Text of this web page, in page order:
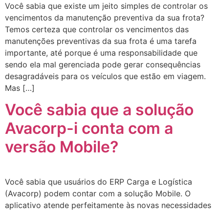
Você sabia que existe um jeito simples de controlar os
vencimentos da manutenção preventiva da sua frota?
Temos certeza que controlar os vencimentos das
manutenções preventivas da sua frota é uma tarefa
importante, até porque é uma responsabilidade que
sendo ela mal gerenciada pode gerar consequências
desagradáveis para os veículos que estão em viagem.
Mas […]
Você sabia que a solução
Avacorp-i conta com a
versão Mobile?
Você sabia que usuários do ERP Carga e Logística
(Avacorp) podem contar com a solução Mobile. O
aplicativo atende perfeitamente às novas necessidades